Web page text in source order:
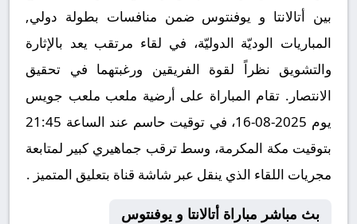
بين أتالانتا و يوفنتوس ضمن منافسات بطولة دولي,
المباريات الوديّة الدوليّة، في لقاء مرتقب يعد بالإثارة
والتشويق نظراً لقوة الفريقين ورغبتهما في تحقيق
الانتصار. تقام المباراة على أرضية ملعب ملعب جويس
يوم 2025-08-16، في توقيت حاسم عند الساعة 21:45
بتوقيت مكة المكرمة، وسط ترقب جماهيري كبير لمتابعة
مجريات اللقاء الذي ينقل عبر شاشة قناة بتعليق المتميز .
بث مباشر مباراة أتالانتا و يوفنتوس